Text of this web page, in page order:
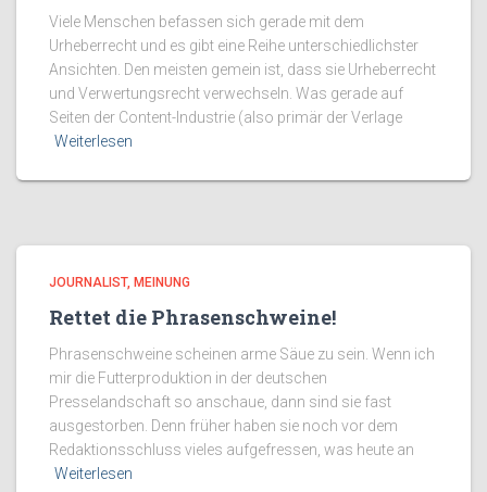
Viele Menschen befassen sich gerade mit dem
Urheberrecht und es gibt eine Reihe unterschiedlichster
Ansichten. Den meisten gemein ist, dass sie Urheberrecht
und Verwertungsrecht verwechseln. Was gerade auf
Seiten der Content-Industrie (also primär der Verlage
Weiterlesen
JOURNALIST MEINUNG
Rettet die Phrasenschweine!
Phrasenschweine scheinen arme Säue zu sein. Wenn ich
mir die Futterproduktion in der deutschen
Presselandschaft so anschaue, dann sind sie fast
ausgestorben. Denn früher haben sie noch vor dem
Redaktionsschluss vieles aufgefressen, was heute an
Weiterlesen